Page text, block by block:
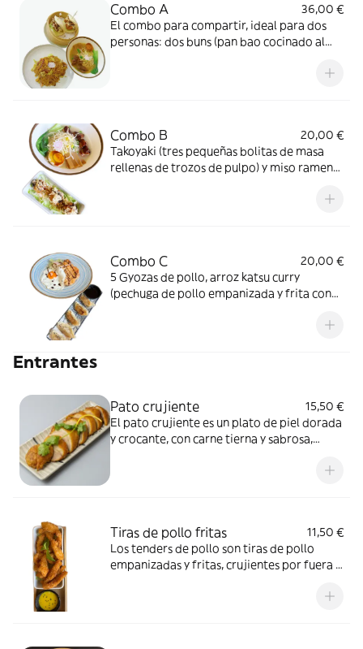
Combo A
36,00 €
El combo para compartir, ideal para dos
personas: dos buns (pan bao cocinado al
mayonesa), yaki kitsune (fideos japonés de
picante)
Combo B
20,00 €
Takoyaki (tres pequeñas bolitas de masa
rellenas de trozos de pulpo) y miso ramen
Combo C
20,00 €
5 Gyozas de pollo, arroz katsu curry
(pechuga de pollo empanizada y frita con
Entrantes
Pato crujiente
15,50 €
El pato crujiente es un plato de piel dorada
y crocante, con carne tierna y sabrosa,
Tiras de pollo fritas
11,50 €
Los tenders de pollo son tiras de pollo
empanizadas y fritas, crujientes por fuera y